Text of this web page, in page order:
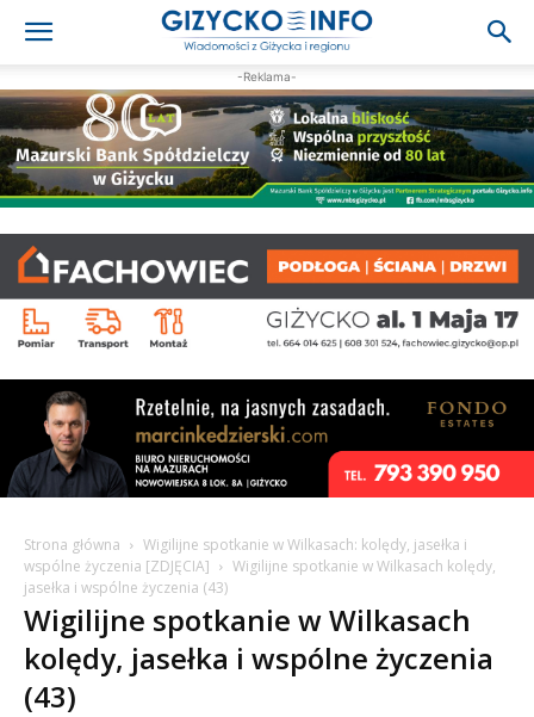
-Reklama-
Strona główna
Wigilijne spotkanie w Wilkasach: kolędy, jasełka i
wspólne życzenia [ZDJĘCIA]
Wigilijne spotkanie w Wilkasach kolędy,
jasełka i wspólne życzenia (43)
Wigilijne spotkanie w Wilkasach
kolędy, jasełka i wspólne życzenia
(43)